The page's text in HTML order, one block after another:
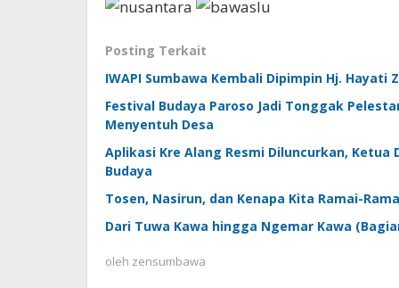
Posting Terkait
IWAPI Sumbawa Kembali Dipimpin Hj.
Festival Budaya Paroso Jadi Tonggak
Menyentuh Desa
Aplikasi Kre Alang Resmi Diluncurkan, Ketua
Budaya
Tosen, Nasirun, dan Kenapa Kita Ramai-
Dari Tuwa Kawa hingga Ngemar Kawa
oleh zensumbawa